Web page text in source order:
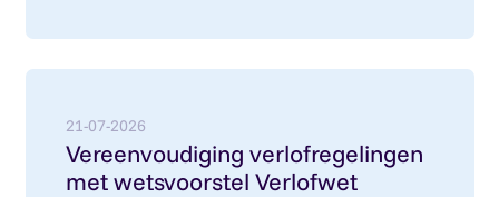
21-07-2026
Vereenvoudiging verlofregelingen
met wetsvoorstel Verlofwet